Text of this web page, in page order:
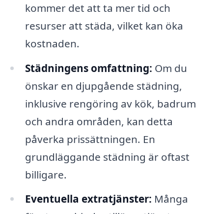
kommer det att ta mer tid och
resurser att städa, vilket kan öka
kostnaden.
Städningens omfattning: Om du
önskar en djupgående städning,
inklusive rengöring av kök, badrum
och andra områden, kan detta
påverka prissättningen. En
grundläggande städning är oftast
billigare.
Eventuella extratjänster: Många